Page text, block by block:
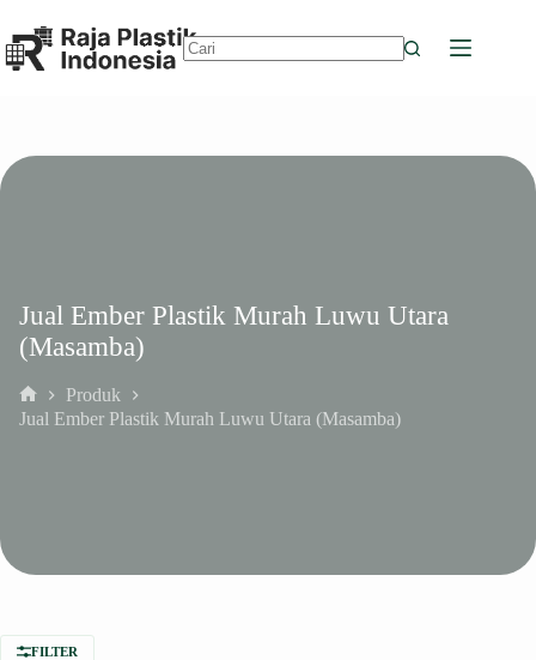
to
content
Jual Ember Plastik Murah Luwu Utara
(Masamba)
Home
Produk
Jual Ember Plastik Murah Luwu Utara (Masamba)
FILTER